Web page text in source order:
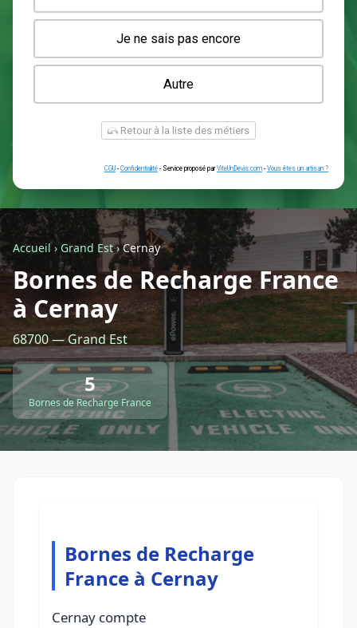
Une wallbox en monophasé (7kW)
Une prise renforcée (type greenup)
Une simple prise
Je ne sais pas encore
Autre
Retour à la liste des métiers
CGU-Confidentialité- Service proposé parViteUnDevis.com-Vous
Accueil› Grand Est›Cernay
Bornes de Recharge France
à Cernay
68700 — Grand Est
5
Bornes de Recharge France
Bornes de Recharge
France à Cernay
Cernay compte